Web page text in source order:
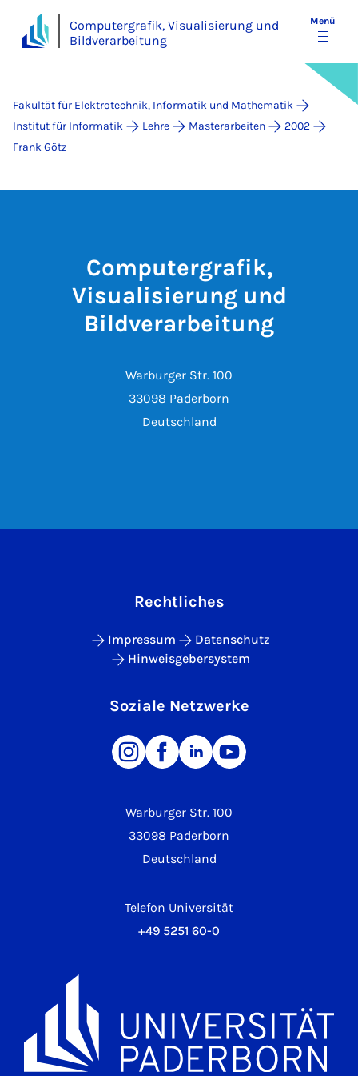
Computergrafik, Visualisierung und
Bildverarbeitung
Menü
Fakultät für Elektrotechnik, Informatik und Mathematik
Institut für Informatik
Lehre Masterarbeiten
2002
Frank Götz
Computergrafik,
Visualisierung und
Bildverarbeitung
Warburger Str. 100
33098 Paderborn
Deutschland
Warburger Str. 100
33098 Paderborn
Deutschland
Telefon Universität
+49 5251 60-0
Rechtliches
Impressum
Datenschutz
Hinweisgebersystem
Soziale Netzwerke